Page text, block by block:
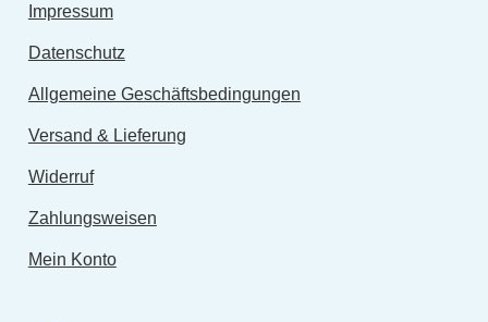
Impressum
Datenschutz
Allgemeine Geschäftsbedingungen
Versand & Lieferung
Widerruf
Zahlungsweisen
Mein Konto